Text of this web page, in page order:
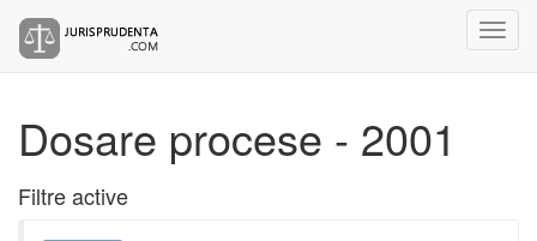
Dosare procese - 2001
Filtre active